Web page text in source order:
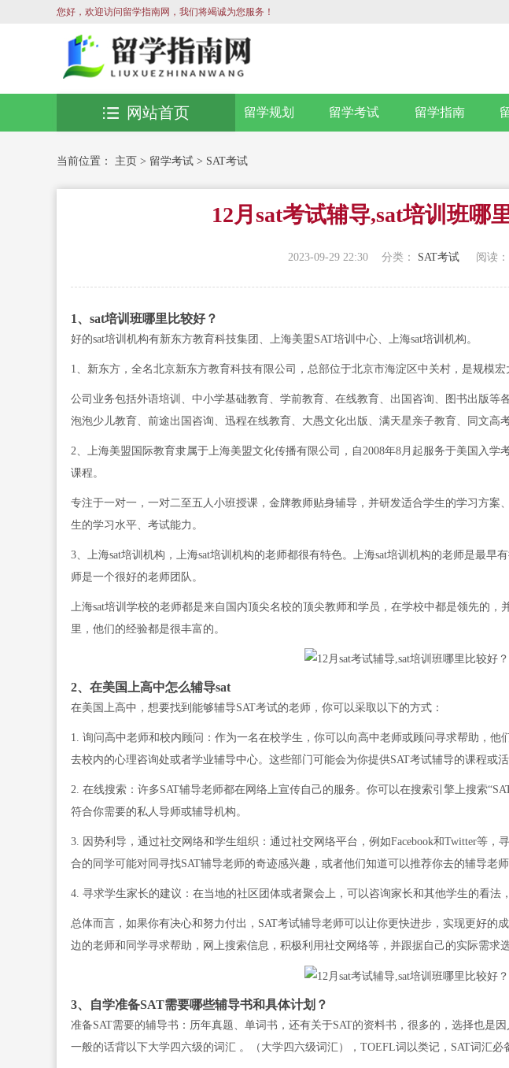
您好，欢迎访问留学指南网，我们将竭诚为您服务！
留学规划 留学考试 留学指南
网站首页
当前位置： 主页 > 留学考试 > SAT考试
12月sat考试辅导,sat培训班哪
2023-09-29 22:30 分类： SAT考试 阅读：
1、sat培训班哪里比较好？
好的sat培训机构有新东方教育科技集团、上海美盟SAT培训中心、上海sat培训机构。
1、新东方，全名北京新东方教育科技有限公司，总部位于北京市海淀区中关村，是规模
公司业务包括外语培训、中小学基础教育、学前教育、在线教育、出国咨询、图书出版等
泡泡少儿教育、前途出国咨询、迅程在线教育、大愚文化出版、满天星亲子教育、同文高
2、上海美盟国际教育隶属于上海美盟文化传播有限公司，自2008年8月起服务于美国入
课程。
专注于一对一，一对二至五人小班授课，金牌教师贴身辅导，并研发适合学生的学习方案
生的学习水平、考试能力。
3、上海sat培训机构，上海sat培训机构的老师都很有特色。上海sat培训机构的老师是最早
师是一个很好的老师团队。
上海sat培训学校的老师都是来自国内顶尖名校的顶尖教师和学员，在学校中都是领先的
里，他们的经验都是很丰富的。
2、在美国上高中怎么辅导sat
在美国上高中，想要找到能够辅导SAT考试的老师，你可以采取以下的方式：
1. 询问高中老师和校内顾问：作为一名在校学生，你可以向高中老师或顾问寻求帮助，他
去校内的心理咨询处或者学业辅导中心。这些部门可能会为你提供SAT考试辅导的课程或
2. 在线搜索：许多SAT辅导老师都在网络上宣传自己的服务。你可以在搜索引擎上搜索“SAT
符合你需要的私人导师或辅导机构。
3. 因势利导，通过社交网络和学生组织：通过社交网络平台，例如Facebook和Twitter等，
合的同学可能对同寻找SAT辅导老师的奇迹感兴趣，或者他们知道可以推荐你去的辅导老
4. 寻求学生家长的建议：在当地的社区团体或者聚会上，可以咨询家长和其他学生的看法
总体而言，如果你有决心和努力付出，SAT考试辅导老师可以让你更快进步，实现更好的
边的老师和同学寻求帮助，网上搜索信息，积极利用社交网络等，并跟据自己的实际需求
3、自学准备SAT需要哪些辅导书和具体计划？
准备SAT需要的辅导书：历年真题、单词书，还有关于SAT的资料书，很多的，选择也是
一般的话背以下大学四六级的词汇 。（大学四六级词汇），TOEFL词以类记，SAT词汇必